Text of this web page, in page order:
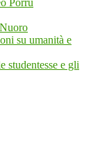
Porru
su umanità e
studentesse e gli